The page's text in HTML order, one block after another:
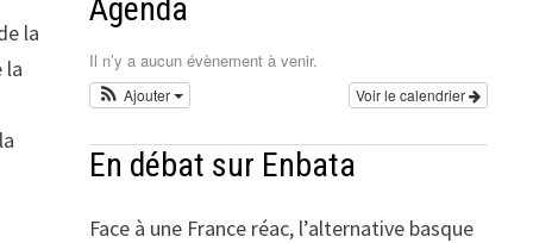
la
la
Agenda
Il n’y a aucun évènement à venir.
Voir le calendrier
Ajouter
En débat sur Enbata
Face à une France réac, l’alternative basque